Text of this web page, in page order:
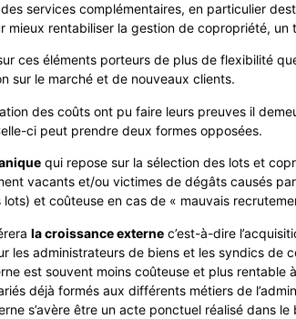
services complémentaires, en particulier
mieux rentabiliser la gestion de copropriété,
ces éléments porteurs de plus de flexibilité
sur le marché et de nouveaux clients.
des coûts ont pu faire leurs preuves il
ci peut prendre deux formes opposées.
qui repose sur la sélection des lots et
vacants et/ou victimes de dégâts causés
et coûteuse en cas de « mauvais
la croissance externe c’est-à-dire
les administrateurs de biens et les syndics de
est souvent moins coûteuse et plus
déjà formés aux différents métiers de
s’avère être un acte ponctuel réalisé dans